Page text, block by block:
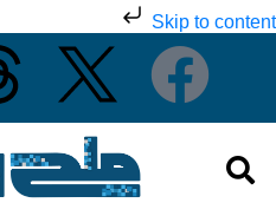
Skip to content